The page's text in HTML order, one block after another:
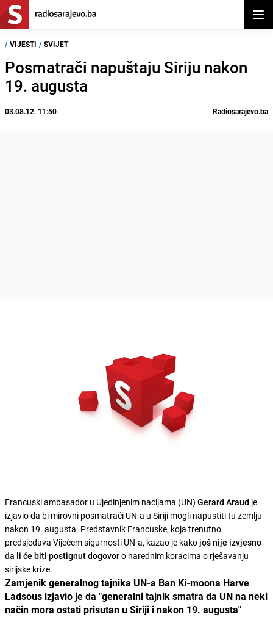
/ VIJESTI / SVIJET
Posmatrači napuštaju Siriju nakon
19. augusta
03.08.12. 11:50 Radiosarajevo.ba
Francuski ambasador u Ujedinjenim nacijama (UN) Gerard Araud je
izjavio da bi mirovni posmatrači UN-a u Siriji mogli napustiti tu zemlju
nakon 19. augusta. Predstavnik Francuske, koja trenutno
predsjedava Vijećem sigurnosti UN-a, kazao je kako još nije izvjesno
da li će biti postignut dogovoro narednim koracima o rješavanju
sirijske krize.
Zamjenik generalnog tajnika UN-a Ban Ki-moona Harve
Ladsous izjavio je da "generalni tajnik smatra da UN na neki
način mora ostati prisutan u Siriji i nakon 19. augusta"